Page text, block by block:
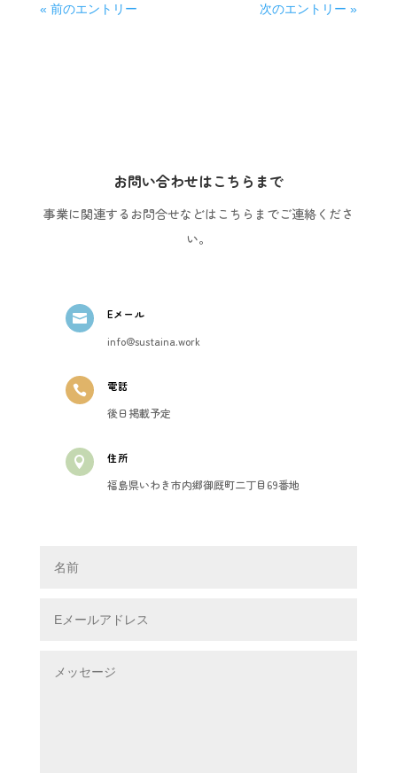
« 前のエントリー 次のエントリー »
お問い合わせはこちらまで
事業に関連するお問合せなどはこちらまでご連絡くださ
い。
 Eメール
info@sustaina.work
 電話
後日掲載予定
 住所
福島県いわき市内郷御厩町二丁目69番地